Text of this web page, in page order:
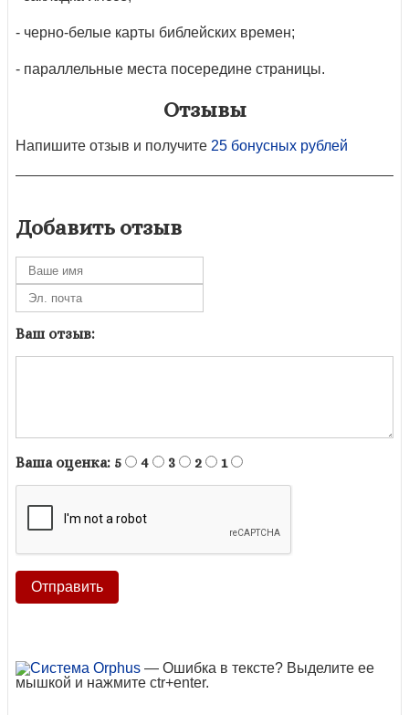
- черно-белые карты библейских времен;
- параллельные места посередине страницы.
Отзывы
Напишите отзыв и получите 25 бонусных рублей
Добавить отзыв
Ваш отзыв:
Ваша оценка: 5 4 3 2 1
— Ошибка в тексте? Выделите ее
мышкой и нажмите ctr+enter.